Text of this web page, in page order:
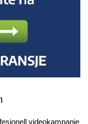
videokampanje